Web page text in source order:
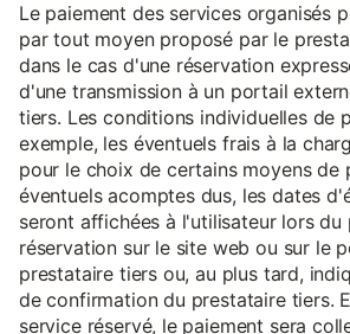
Le paiement des services organisés
par tout moyen proposé par le
dans le cas d'une réservation
d'une transmission à un portail
tiers. Les conditions individuelles de
exemple, les éventuels frais à la
pour le choix de certains moyens de
éventuels acomptes dus, les dates
seront affichées à l'utilisateur lors du
réservation sur le site web ou sur le
prestataire tiers ou, au plus tard,
de confirmation du prestataire tiers.
service réservé, le paiement sera